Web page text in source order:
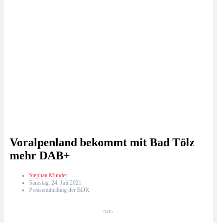
Voralpenland bekommt mit Bad Tölz
mehr DAB+
Stephan Munder
Samstag, 24. Juli 2021
Pressemitteilung der BDR
DAB+